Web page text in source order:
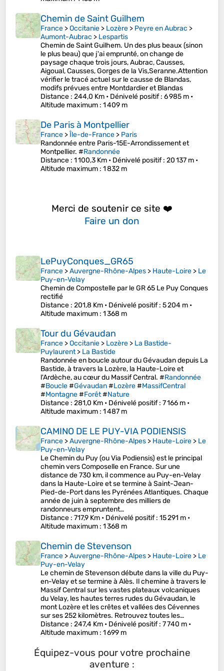
Chemin de Saint Guilhem
France >Occitanie > Lozère > Peyre en Aubrac >
Aumont-Aubrac > Lespartis
Chemin de Saint Guilhem. Un des plus beaux (sinon
le plus beau) que j'ai emprunté, on change de
paysage chaque trois jours, Aubrac, Causses,
Aigoual, Causses, Gorges de la Vis,Seranne.Attention
vérifier le tracé actuel sur le causse de Blandas,
modifs prévues entre Montdardier et Blandas
Distance : 244,0 Km • Dénivelé positif: 6 985 m •
Altitude maximum : 1 409 m
De Paris à Montpellier
France >Île-de-France > Paris
Randonnée entre Paris-15E-Arrondissement et
Montpellier. #Randonnée
Distance : 1 100,3 Km • Dénivelé positif: 20 137 m •
Altitude maximum : 1 832 m
Merci de soutenir ce site ❤️
Faire un don
LePuyConques_GR65
France >Auvergne-Rhône-Alpes > Haute-Loire > Le
Puy-en-Velay
Chemin de Compostelle par le GR 65 Le Puy Conques
rectifié
Distance : 201,8 Km • Dénivelé positif: 5 204 m •
Altitude maximum : 1 368 m
Tour du Gévaudan
France >Occitanie > Lozère > La Bastide-
Puylaurent> La Bastide
Randonnée en boucle autour du Gévaudan depuis La
Bastide, à travers la Lozère, la Haute-Loire et
l'Ardèche, au cœur du Massif Central. #Randonnée
#Boucle#Gévaudan#Lozère#MassifCentral
#Montagne#Forêt#Nature
Distance : 281,0 Km • Dénivelé positif: 7 166 m •
Altitude maximum : 1 487 m
CAMINO DE LE PUY-VIA PODIENSIS
France >Auvergne-Rhône-Alpes > Haute-Loire > Le
Puy-en-Velay
Le Chemin du Puy (ou Via Podiensis) est le principal
chemin vers Composelle en France. Sur une
distance de 730 km, il commence au Puy-en-Velay
dans la Haute-Loire et se termine à Saint-Jean-
Pied-de-Port dans les Pyrénées Atlantiques. Chaque
année de juin à septembre des milliers de
randonneurs empruntent…
Distance : 717,9 Km • Dénivelé positif: 15 291 m •
Altitude maximum : 1 368 m
Chemin de Stevenson
France >Auvergne-Rhône-Alpes > Haute-Loire > Le
Puy-en-Velay
Le chemin de Stevenson débute dans la ville du Puy-
en-Velay et se termine à Alès. Il chemine à travers le
Massif Central sur les vastes plateaux volcaniques
du Velay, les hautes terres rudes du Gévaudan, le
mont Lozère et les crêtes et vallées des Cévennes
sur ses 252 kilomètres. Retrouvez toutes les…
Distance : 247,4 Km • Dénivelé positif: 7 740 m •
Altitude maximum : 1 699 m
Équipez-vous pour votre prochaine
aventure :